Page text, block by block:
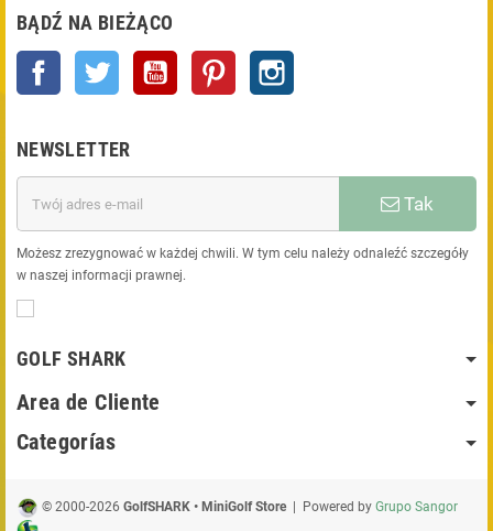
BĄDŹ NA BIEŻĄCO
Facebook Twitter YouTube Pinterest
NEWSLETTER
Tak
Możesz zrezygnować w każdej chwili. W tym celu należy odnaleźć szczegóły
w naszej informacji prawnej.
GOLF SHARK
Area de Cliente
Categorías
© 2000-2026 GolfSHARK • MiniGolf Store| Powered by Grupo Sangor